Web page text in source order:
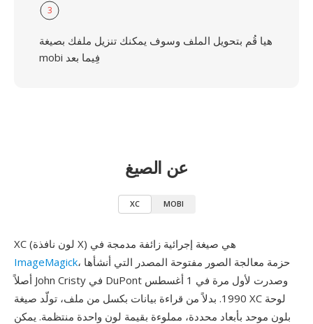
3
هيا قُم بتحويل الملف وسوف يمكنك تنزيل ملفك بصيغة
mobi فِيما بعد
عن الصيغ
XC MOBI
XC (لون نافذة X) هي صيغة إجرائية زائفة مدمجة في
ImageMagick، حزمة معالجة الصور مفتوحة المصدر التي أنشأها
أصلاً John Cristy في DuPont وصدرت لأول مرة في 1 أغسطس
1990. بدلاً من قراءة بيانات بكسل من ملف، تولّد صيغة XC لوحة
بلون موحد بأبعاد محددة، مملوءة بقيمة لون واحدة منتظمة. يمكن